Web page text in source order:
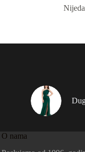
O nama